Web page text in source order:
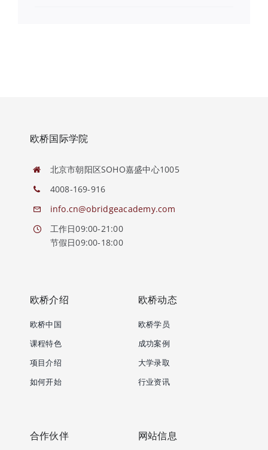
欧桥国际学院
北京市朝阳区SOHO嘉盛中心1005
4008-169-916
info.cn@obridgeacademy.com
工作日09:00-21:00
节假日09:00-18:00
欧桥介绍
欧桥中国
课程特色
项目介绍
如何开始
欧桥动态
欧桥学员
成功案例
大学录取
行业资讯
合作伙伴 网站信息